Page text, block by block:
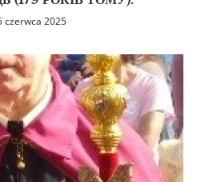
czerwca 2025